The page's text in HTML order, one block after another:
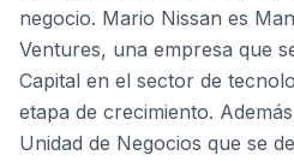
negocio. Mario Nissan es
Ventures, una empresa que
Capital en el sector de
etapa de crecimiento.
Unidad de Negocios que se